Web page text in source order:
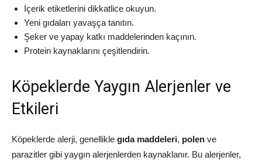
İçerik etiketlerini dikkatlice okuyun.
Yeni gıdaları yavaşça tanıtın.
Şeker ve yapay katkı maddelerinden kaçının.
Protein kaynaklarını çeşitlendirin.
Köpeklerde Yaygın Alerjenler ve
Etkileri
Köpeklerde alerji, genellikle gıda maddeleri, polen ve
parazitler gibi yaygın alerjenlerden kaynaklanır. Bu alerjenler,